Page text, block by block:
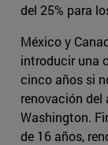
del 25% para
México y
introducir una
cinco años si
renovación del
Washington.
de 16 años,